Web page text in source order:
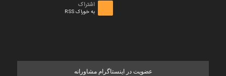
اشتراک
به خوراک RSS
عضویت در اینستاگرام مشاورانه